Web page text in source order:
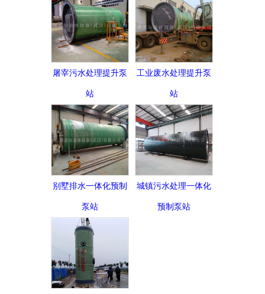
屠宰污水处理提升泵
站
工业废水处理提升泵
站
别墅排水一体化预制
泵站
城镇污水处理一体化
预制泵站